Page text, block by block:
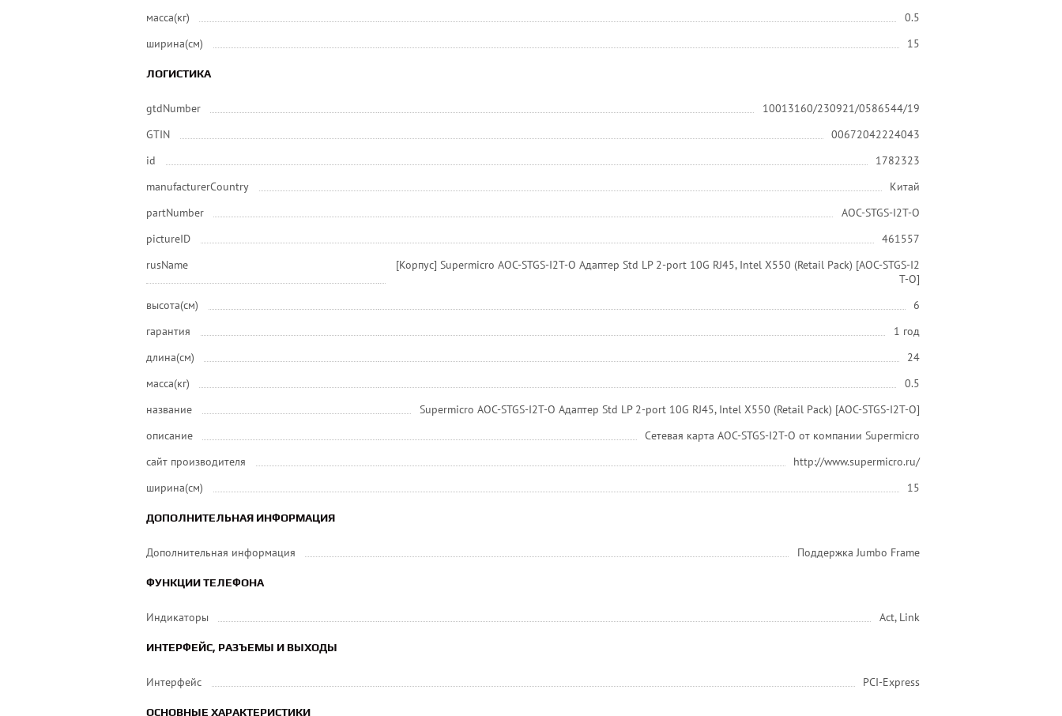
масса(кг)
0.5
ширина(см)
15
ЛОГИСТИКА
gtdNumber
10013160/230921/0586544/19
GTIN
00672042224043
id
1782323
manufacturerCountry
Китай
partNumber
AOC-STGS-I2T-O
pictureID
461557
rusName
[Корпус] Supermicro AOC-STGS-I2T-O Адаптер Std LP 2-port 10G RJ45, Intel X550 (Retail Pack) [AOC-STGS-I2
T-O]
высота(см)
6
гарантия
1 год
длина(см)
24
масса(кг)
0.5
название
Supermicro AOC-STGS-I2T-O Адаптер Std LP 2-port 10G RJ45, Intel X550 (Retail Pack) [AOC-STGS-I2T-O]
описание
Сетевая карта AOC-STGS-I2T-O от компании Supermicro
сайт производителя
http://www.supermicro.ru/
ширина(см)
15
ДОПОЛНИТЕЛЬНАЯ ИНФОРМАЦИЯ
Дополнительная информация Поддержка Jumbo Frame
ФУНКЦИИ ТЕЛЕФОНА
Индикаторы Act, Link
ИНТЕРФЕЙС, РАЗЪЕМЫ И ВЫХОДЫ
Интерфейс PCI-Express
ОСНОВНЫЕ ХАРАКТЕРИСТИКИ